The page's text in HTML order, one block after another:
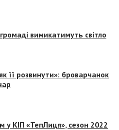
вимикатимуть світло
її розвинути»: броварчанок
у КІП «ТепЛиця», сезон 2022